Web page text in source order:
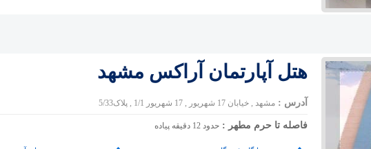
هتل آپارتمان آراکس مشهد
آدرس :مشهد , خیابان 17 شهریور , 17 شهریور 1/1 , پلاک5/33
فاصله تا حرم مطهر :حدود 12 دقیقه پیاده